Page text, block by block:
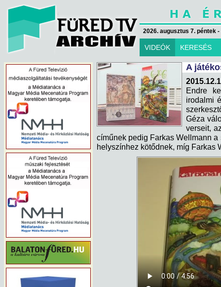
2026. augusztus 7. péntek
VIDEÓK KERESÉS
A
Endre
irodalmi
Géza
verseit,
címűnek pedig Farkas Wellmann
helyszínhez kötődnek, míg Farkas